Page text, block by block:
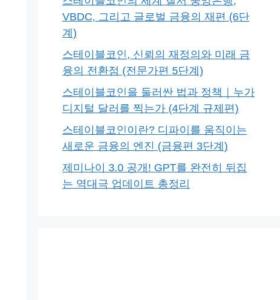
VBDC, 그리고 글로벌 금융의 재편 (6단
계)
스테이블코인, 신뢰의 재정의와 미래 금
융의 전환점 (전문가편 5단계)
스테이블코인을 둘러싼 법과 정책｜누가
디지털 달러를 찍는가 (4단계 규제편)
스테이블코인이란? 디파이를 움직이는
새로운 금융의 엔진 (금융편 3단계)
제미나이 3.0 공개! GPT를 완전히 뒤집
는 역대극 업데이트 총정리